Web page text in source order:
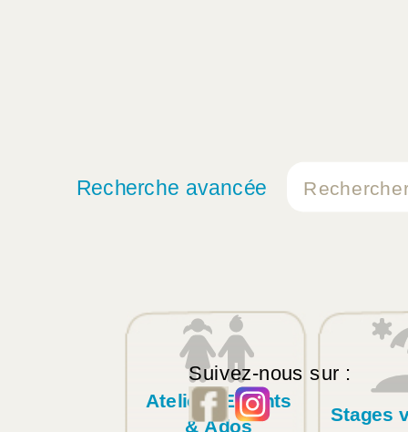
Recherche avancée
Suivez-nous sur :
Ateliers Enfants
& Ados
Stages